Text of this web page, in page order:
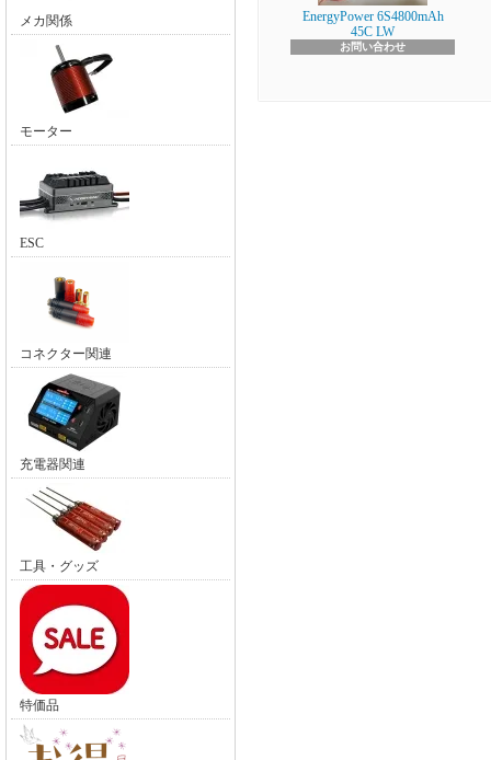
メカ関係
モーター
ESC
コネクター関連
充電器関連
工具・グッズ
特価品
EnergyPower 6S4800mAh
45C LW
お問い合わせ